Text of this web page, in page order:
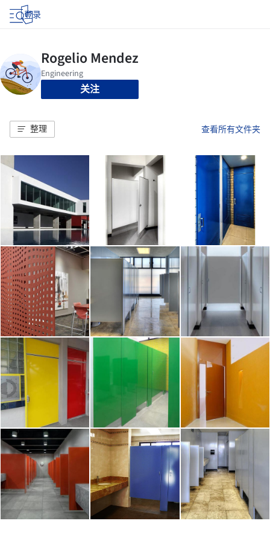
登录
关注
整理 查看所有文件夹